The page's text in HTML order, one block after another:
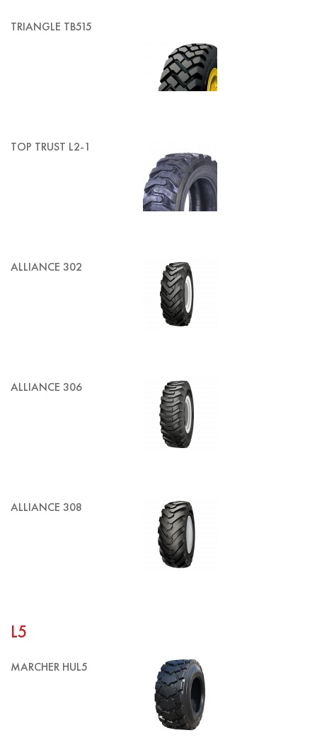
TRIANGLE TB515
TOP TRUST L2-1
ALLIANCE 302
ALLIANCE 306
ALLIANCE 308
L5
MARCHER HUL5